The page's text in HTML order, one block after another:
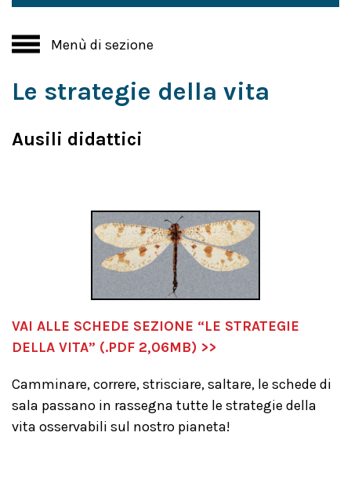
Menù di sezione
Le strategie della vita
Ausili didattici
VAI ALLE SCHEDE SEZIONE “LE STRATEGIE
DELLA VITA” (.PDF 2,06MB) >>
Camminare, correre, strisciare, saltare, le schede di
sala passano in rassegna tutte le strategie della
vita osservabili sul nostro pianeta!